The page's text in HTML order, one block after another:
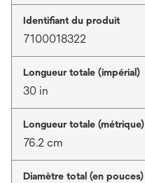
Identifiant du produit
7100018322
Longueur totale (impérial)
30 in
Longueur totale (métrique)
76.2 cm
Diamètre total (en pouces)